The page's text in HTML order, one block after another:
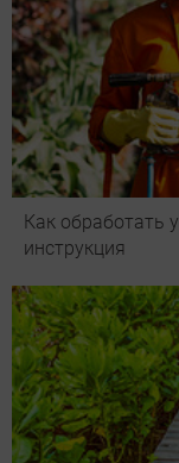
Как обработать
инструкция